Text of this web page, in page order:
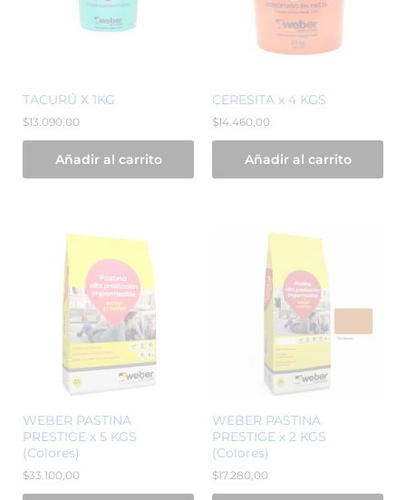
TACURÚ X 1KG
$13.090,00
Añadir al carrito
CERESITA x 4 KGS
$14.460,00
Añadir al carrito
WEBER PASTINA
PRESTIGE x 5 KGS
(Colores)
$33.100,00
WEBER PASTINA
PRESTIGE x 2 KGS
(Colores)
$17.280,00